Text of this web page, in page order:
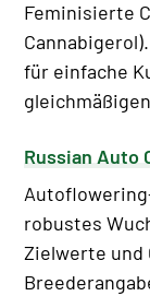
Feminisierte
für einfache
Russian Auto
robustes
Zielwerte und